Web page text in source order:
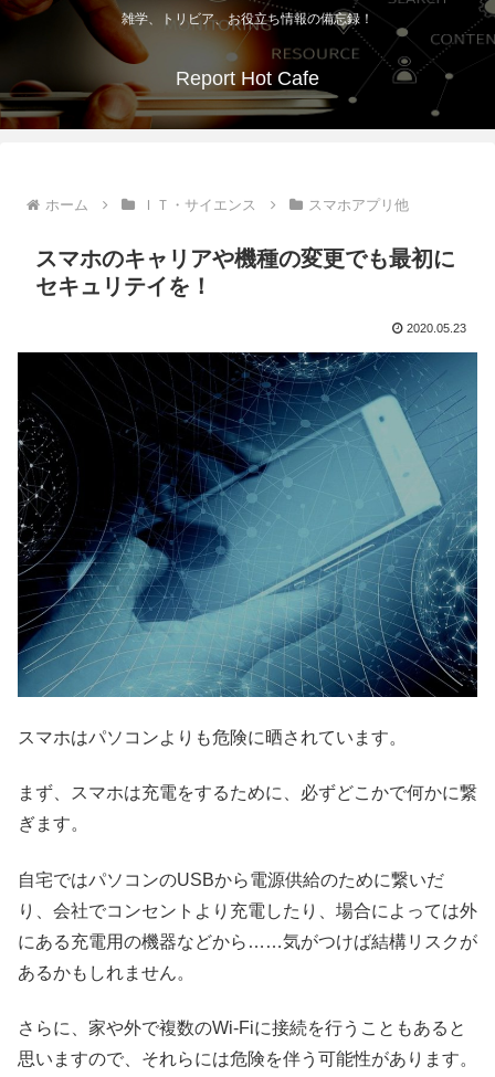
雑学、トリビア、お役立ち情報の備忘録！
Report Hot Cafe
ホーム ＩＴ・サイエンス スマホアプリ他
スマホのキャリアや機種の変更でも最初に
セキュリテイを！
2020.05.23
スマホはパソコンよりも危険に晒されています。
まず、スマホは充電をするために、必ずどこかで何かに繋
ぎます。
自宅ではパソコンのUSBから電源供給のために繋いだ
り、会社でコンセントより充電したり、場合によっては外
にある充電用の機器などから……気がつけば結構リスクが
あるかもしれません。
さらに、家や外で複数のWi-Fiに接続を行うこともあると
思いますので、それらには危険を伴う可能性があります。